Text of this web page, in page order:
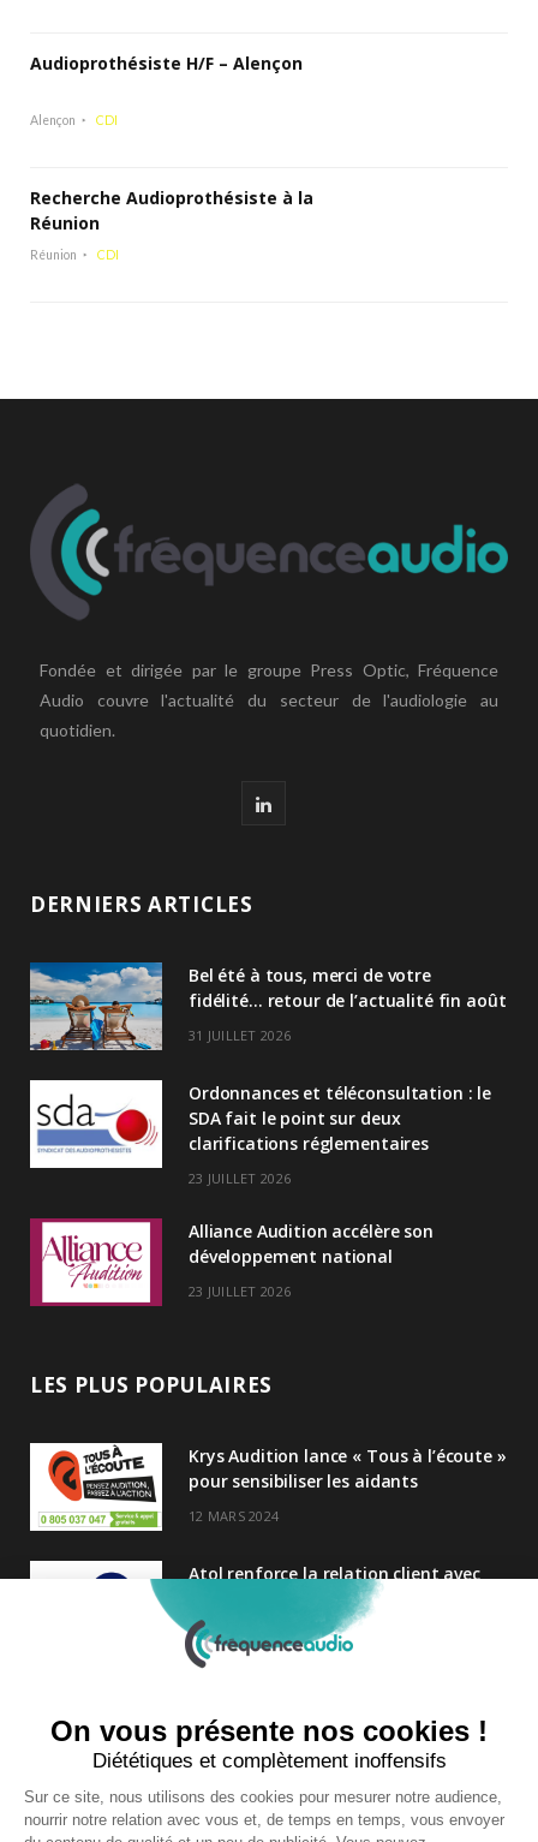
Audioprothésiste H/F – Alençon
Alençon CDI
Recherche Audioprothésiste à la
Réunion
Réunion CDI
Fondée et dirigée par le groupe Press Optic, Fréquence
Audio couvre l'actualité du secteur de l'audiologie au
quotidien.
L
e
n
DERNIERS ARTICLES
Bel été à tous, merci de votre
fidélité… retour de l’actualité fin août
31 JUILLET 2026
Ordonnances et téléconsultation : le
SDA fait le point sur deux
clarifications réglementaires
23 JUILLET 2026
Alliance Audition accélère son
développement national
23 JUILLET 2026
LES PLUS POPULAIRES
Krys Audition lance « Tous à l’écoute »
pour sensibiliser les aidants
12 MARS 2024
Atol renforce la relation client avec
une nouvelle campagne axée sur la
satisfaction
25 FÉVRIER 2025
Audition Conseil
27 MARS 2024